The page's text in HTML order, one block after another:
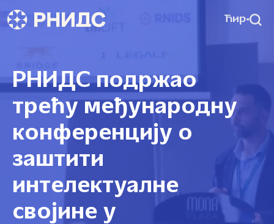
Ћир
РНИДС подржао
трећу међународну
конференцију о
заштити
интелектуалне
својине у